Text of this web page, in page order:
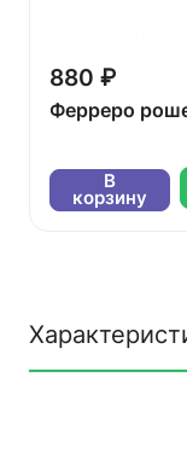
880 ₽
Ферреро
В
корзину